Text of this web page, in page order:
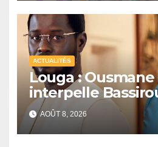
ACTUALITÉS
Louga : Ousmane
interpelle
Faye sur la date
locales
AOÛT 8, 2026